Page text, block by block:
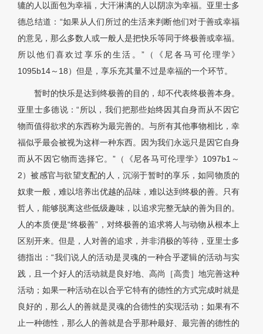
辘的人以面包为幸福，大汗淋漓的人以阴凉为幸福。亚里士多
德总结道：“如果从人们所过的生活来判断他们对于善或幸福
的意见，那么多数人或一般人是把快乐等同于终极善或幸福。
所以他们喜欢过享乐的生活。”（《尼各马可伦理学》
1095b14～18）但是，享乐充其量不过是幸福的一个环节。
暂时的快乐是达到终极善的目的，却不代表终极善本身。
亚里士多德说：“所以，我们把那些始终因其自身而从不因它
物而值得欲求的东西称为最完善的。与所有其他事物相比，幸
福似乎最会被视为这样一种东西。因为我们永远只是因它自身
而从不因它物而选择它。”（《尼各马可伦理学》1097b1～
2）被感官与欲望支配的人，沉溺于暂时的享乐，如同物质的
奴隶一般，难以培养出优越的品味，难以达到终极的善。只有
哲人，能够脱离这些低级趣味，以追求完整无缺的善为目的。
人的本质便是“终极善”，对终极善的追求将人与动物从根本上
区别开来。但是，人对善的追求，并非消极的等待，亚里士多
德指出：“我们说人的活动是灵魂的一种合乎逻辑的活动与实
践，且一个好人的活动就是良好地、高尚［高贵］地完善这种
活动；如果一种活动在以合乎它特有的德性的方式完成时就是
良好的，那么人的善就是灵魂的合德性的实现活动；如果有不
止一种德性，那么人的善就是合乎那种最好、最完善的德性的